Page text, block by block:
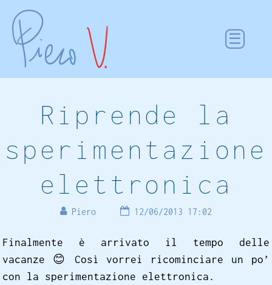
Riprende la
sperimentazione
elettronica
Piero 12/06/2013 17:02
Finalmente è arrivato il tempo delle
vacanze 😊
Così vorrei ricominciare un po’
con la sperimentazione elettronica.